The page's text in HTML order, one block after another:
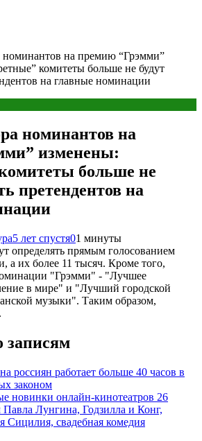
номинантов на премию “Грэмми”
комитеты больше не будут
на главные номинации
номинантов на
изменены:
больше не
претендентов на
5 лет спустя01 минуты
определять прямым голосованием
а их более 11 тысяч. Кроме того,
"Грэмми" - "Лучшее
в мире" и "Лучший городской
музыки". Таким образом,
записям
россиян работает больше 40 часов в
законом
новинки онлайн-кинотеатров 26
Лунгина, Годзилла и Конг,
Сицилия, свадебная комедия